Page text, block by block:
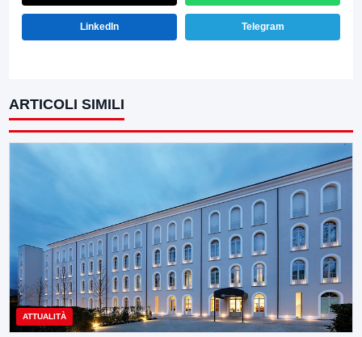
LinkedIn Telegram
ARTICOLI SIMILI
ATTUALITÀ